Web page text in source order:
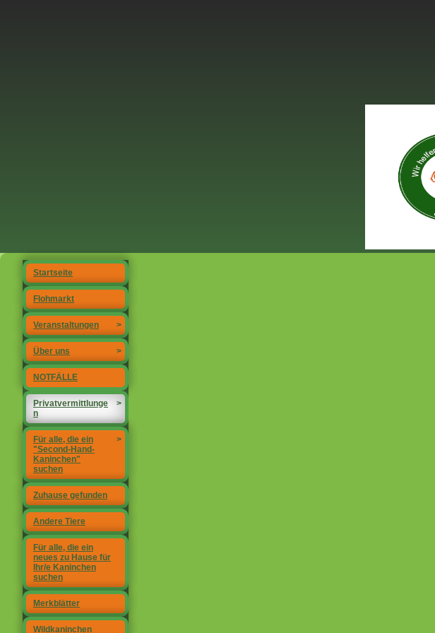
Startseite
Flohmarkt
>
Veranstaltungen
>
Über uns
NOTFÄLLE
>
Privatvermittlunge
n
>
Für alle, die ein
"Second-Hand-
Kaninchen"
suchen
Zuhause gefunden
Andere Tiere
Für alle, die ein
neues zu Hause für
Ihr/e Kaninchen
suchen
Merkblätter
Wildkaninchen